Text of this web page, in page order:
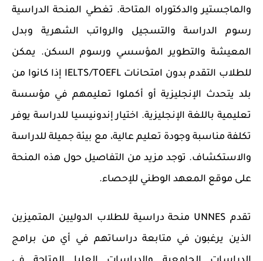
والماجستير والدكتوراه المتاحة. تغطي المنحة الدراسية
رسوم الدراسة والتسجيل والرواتب الشهرية وبدل
المعيشة والتطوير المؤسسي ورسوم السكن. يمكن
للطلاب التقدم بدون امتحانات IELTS/TOEFL إذا كانوا من
بلد يتحدث الإنجليزية أو أكملوا تعليمهم في مؤسسة
تعليمية باللغة الإنجليزية. اختيار إندونيسيا للدراسة يوفر
تكلفة مناسبة وجودة تعليم عالية، مع بيئة جميلة للدراسة
والاستكشاف. توجد مزيد من التفاصيل حول هذه المنحة
على موقع المعهد الوطني للإحصاء.
تقدم UNNES منحة دراسية للطلاب الدوليين المتميزين
الذين يرغبون في متابعة دراساتهم في أي من برامج